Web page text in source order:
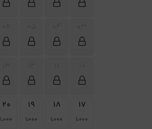
17
1،000
18
1،000
19
1،000
20
1،000